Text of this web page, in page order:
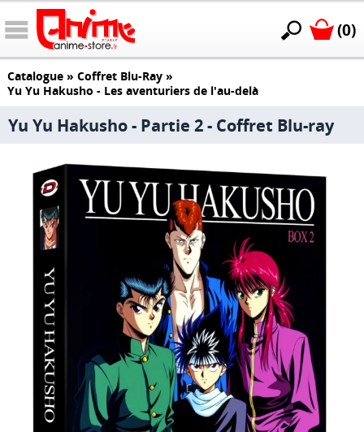
(0)
Catalogue» Coffret Blu-Ray»
Yu Yu Hakusho - Les aventuriers de l'au-delà
Yu Yu Hakusho - Partie 2 - Coffret Blu-ray